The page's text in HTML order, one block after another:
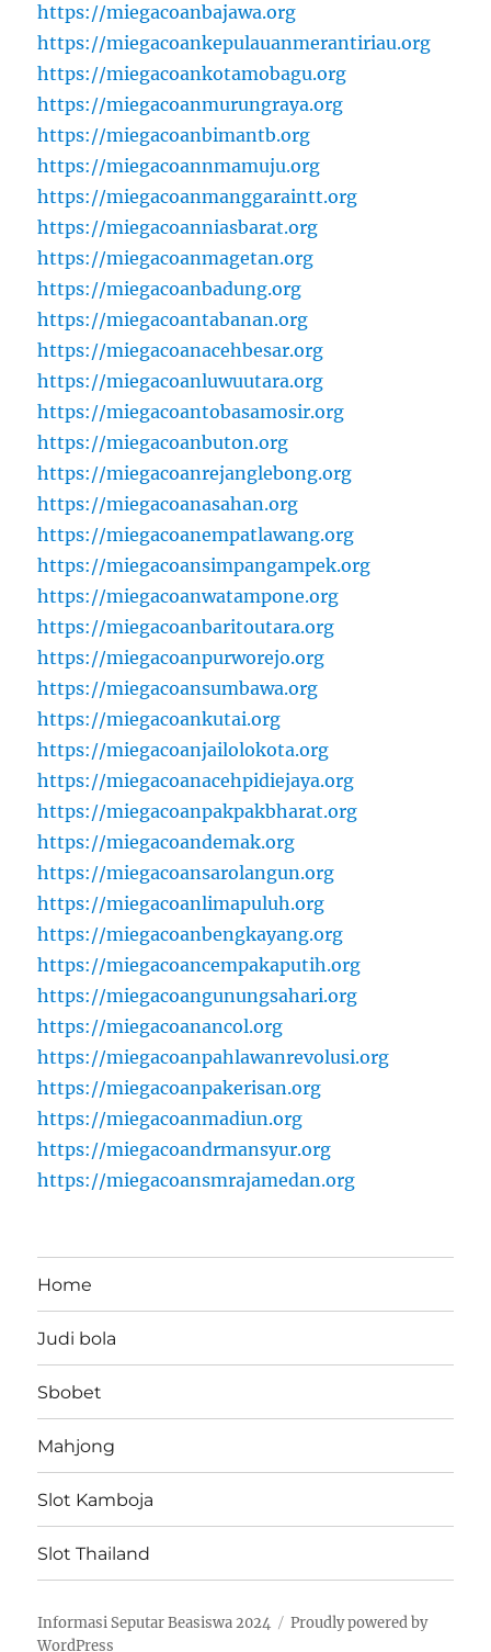
https://miegacoanbajawa.org
https://miegacoankepulauanmerantiriau.org
https://miegacoankotamobagu.org
https://miegacoanmurungraya.org
https://miegacoanbimantb.org
https://miegacoannmamuju.org
https://miegacoanmanggaraintt.org
https://miegacoanniasbarat.org
https://miegacoanmagetan.org
https://miegacoanbadung.org
https://miegacoantabanan.org
https://miegacoanacehbesar.org
https://miegacoanluwuutara.org
https://miegacoantobasamosir.org
https://miegacoanbuton.org
https://miegacoanrejanglebong.org
https://miegacoanasahan.org
https://miegacoanempatlawang.org
https://miegacoansimpangampek.org
https://miegacoanwatampone.org
https://miegacoanbaritoutara.org
https://miegacoanpurworejo.org
https://miegacoansumbawa.org
https://miegacoankutai.org
https://miegacoanjailolokota.org
https://miegacoanacehpidiejaya.org
https://miegacoanpakpakbharat.org
https://miegacoandemak.org
https://miegacoansarolangun.org
https://miegacoanlimapuluh.org
https://miegacoanbengkayang.org
https://miegacoancempakaputih.org
https://miegacoangunungsahari.org
https://miegacoanancol.org
https://miegacoanpahlawanrevolusi.org
https://miegacoanpakerisan.org
https://miegacoanmadiun.org
https://miegacoandrmansyur.org
https://miegacoansmrajamedan.org
Home
Judi bola
Sbobet
Mahjong
Slot Kamboja
Slot Thailand
Informasi Seputar Beasiswa 2024
Proudly powered by
WordPress